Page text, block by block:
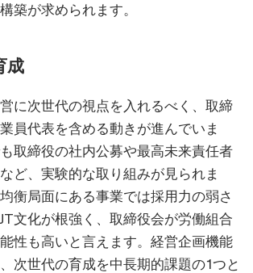
築が求められます。
成
に次世代の視点を入れるべく、取締
員代表を含める動きが進んでいま
取締役の社内公募や最高未来責任者
など、実験的な取り組みが見られま
衡局面にある事業では採用力の弱さ
文化が根強く、取締役会が労働組合
性も高いと言えます。経営企画機能
次世代の育成を中長期的課題の1つと